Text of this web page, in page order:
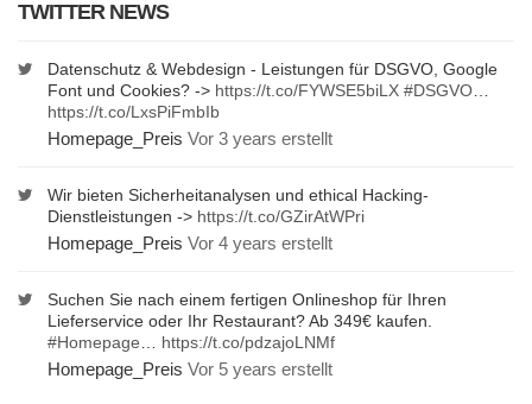
TWITTER NEWS
Datenschutz & Webdesign - Leistungen für DSGVO, Google
Font und Cookies? -> https://t.co/FYWSE5biLX #DSGVO…
https://t.co/LxsPiFmbIb
Homepage_Preis Vor 3 years erstellt
Wir bieten Sicherheitanalysen und ethical Hacking-
Dienstleistungen -> https://t.co/GZirAtWPri
Homepage_Preis Vor 4 years erstellt
Suchen Sie nach einem fertigen Onlineshop für Ihren
Lieferservice oder Ihr Restaurant? Ab 349€ kaufen.
#Homepage… https://t.co/pdzajoLNMf
Homepage_Preis Vor 5 years erstellt